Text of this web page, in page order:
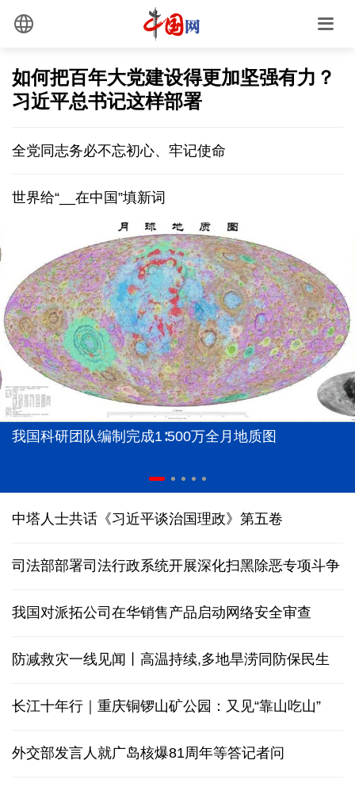
如何把百年大党建设得更加坚强有力？
习近平总书记这样部署
全党同志务必不忘初心、牢记使命
世界给“__在中国”填新词
我国科研团队编制完成1∶500万全月地质图
中塔人士共话《习近平谈治国理政》第五卷
司法部部署司法行政系统开展深化扫黑除恶专项斗争
我国对派拓公司在华销售产品启动网络安全审查
防减救灾一线见闻丨高温持续,多地旱涝同防保民生
长江十年行｜重庆铜锣山矿公园：又见“靠山吃山”
外交部发言人就广岛核爆81周年等答记者问